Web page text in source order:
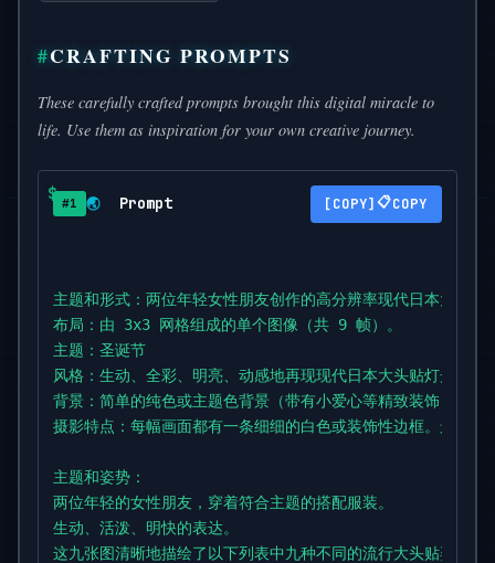
CRAFTING PROMPTS
These carefully crafted prompts brought this digital miracle to
life. Use them as inspiration for your own creative journey.
#1 🌏 Prompt 📋COPY
主题和形式：两位年轻女性朋友创作的高分辨率现代日本大头贴
布局：由 3x3 网格组成的单个图像（共 9 帧）。
主题：圣诞节
风格：生动、全彩、明亮、动感地再现现代日本大头贴灯光效果
背景：简单的纯色或主题色背景（带有小爱心等精致装饰）。
摄影特点：每幅画面都有一条细细的白色或装饰性边框。景深浅
主题和姿势：
两位年轻的女性朋友，穿着符合主题的搭配服装。
生动、活泼、明快的表达。
这九张图清晰地描绘了以下列表中九种不同的流行大头贴姿势。